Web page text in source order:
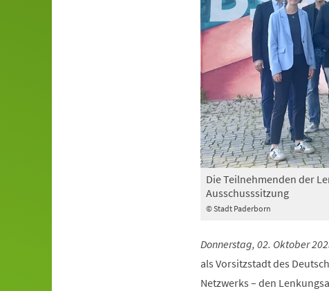
© Stadt Paderborn
Die Teilnehmenden der
Ausschusssitzung
Donnerstag, 02. Oktober
als Vorsitzstadt des
Netzwerks – den